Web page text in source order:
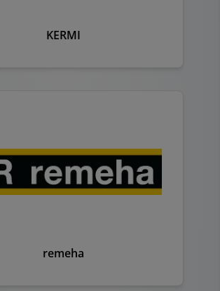
KERMI
remeha